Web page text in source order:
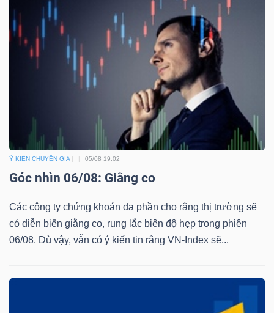
Ý KIẾN CHUYÊN GIA 05/08 19:02
Góc nhìn 06/08: Giằng co
Các công ty chứng khoán đa phần cho rằng thị trường sẽ
có diễn biến giằng co, rung lắc biên độ hẹp trong phiên
06/08. Dù vậy, vẫn có ý kiến tin rằng VN-Index sẽ...
Dịch
Sách
tài
chính